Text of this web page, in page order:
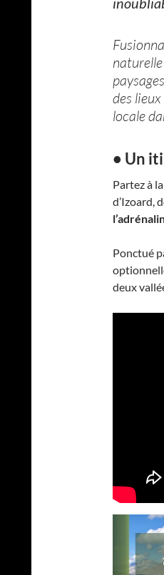
des
locale
• Un
Partez à
d’Izoard,
Ponctué
deux